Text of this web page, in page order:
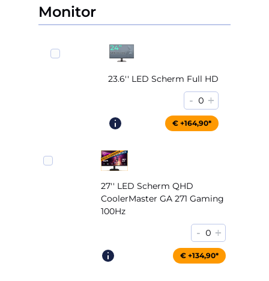
Monitor
23.6'' LED Scherm Full HD
- 0 +
€ +164,90*
27'' LED Scherm QHD
CoolerMaster GA 271 Gaming
100Hz
- 0 +
€ +204,90*
€ +134,90*